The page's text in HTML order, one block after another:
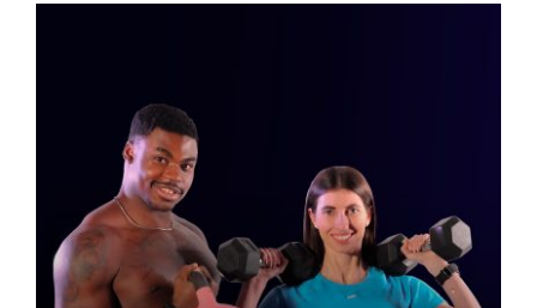
AGGIUNGI AL CARRELLO / DETTAGLI